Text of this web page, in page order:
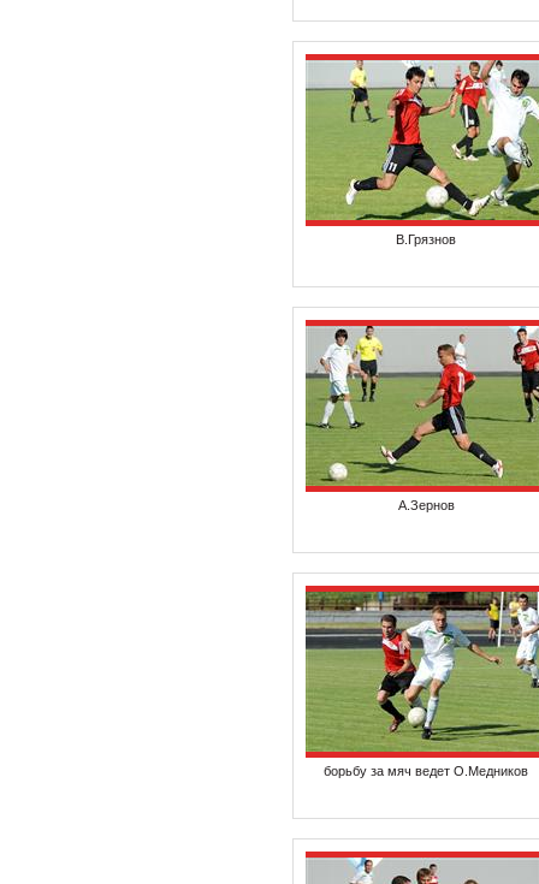
В.Грязнов
А.Зернов
борьбу за мяч ведет О.Медников